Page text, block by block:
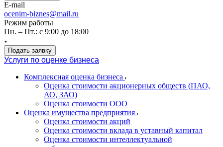
E-mail
ocenim-biznes@mail.ru
Режим работы
Пн. – Пт.: с 9:00 до 18:00
Подать заявку
Услуги по оценке бизнеса
Комплексная оценка бизнеса
Оценка стоимости акционерных обществ (ПАО,
АО, ЗАО)
Оценка стоимости ООО
Оценка имущества предприятия
Оценка стоимости акций
Оценка стоимости вклада в уставный капитал
Оценка стоимости интеллектуальной